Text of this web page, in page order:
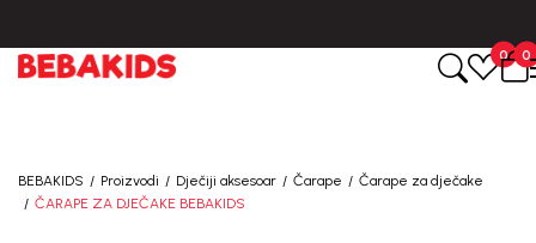
0
0
BEBAKIDS Proizvodi Dječiji aksesoar Čarape
Čarape za dječake
ČARAPE ZA DJEČAKE BEBAKIDS